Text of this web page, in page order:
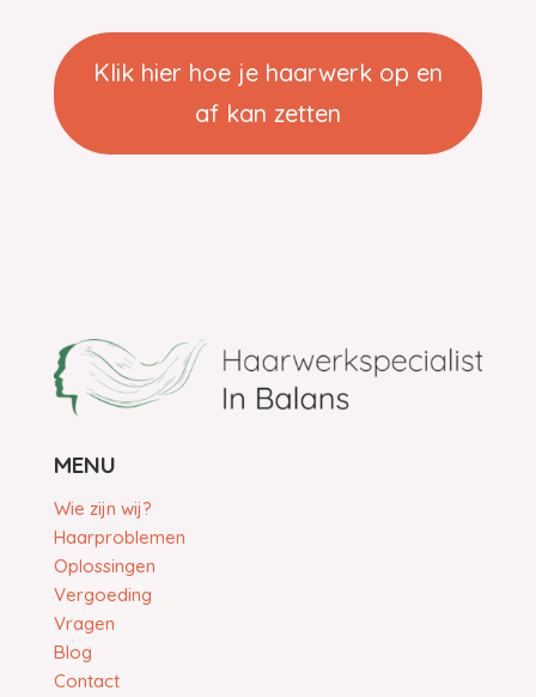
Klik hier hoe je haarwerk op en
af kan zetten
MENU
Wie zijn wij?
Haarproblemen
Oplossingen
Vergoeding
Vragen
Blog
Contact